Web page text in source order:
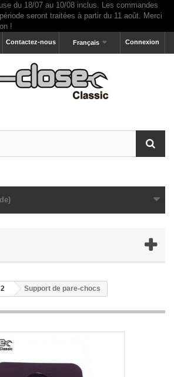
Connexion
Français
Contactez-nous
Support de pare-chocs